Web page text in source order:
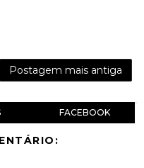
Postagem mais antiga
FACEBOOK